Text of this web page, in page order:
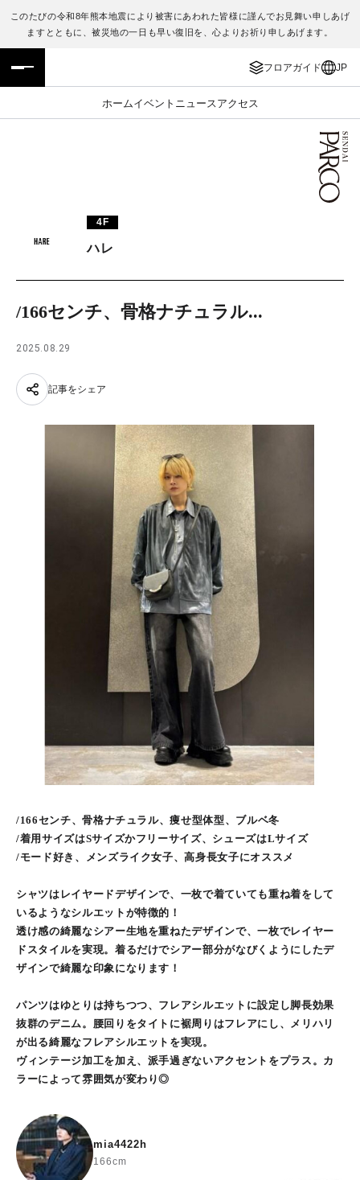
このたびの令和8年熊本地震により被害にあわれた皆様に謹んでお見舞い申しあげ
ますとともに、被災地の一日も早い復旧を、心よりお祈り申しあげます。
フロアガイド JP
ホームイベント ニュース アクセス
フロアガイド
施設案内・アクセス
TAX FREE
ENGLISH
繁体字
日本語
4F
ハレ
/166センチ、骨格ナチュラル...
2025.08.29
記事をシェア
/166センチ、骨格ナチュラル、痩せ型体型、ブルベ冬
/着用サイズはSサイズかフリーサイズ、シューズはLサイズ
/モード好き、メンズライク女子、高身長女子にオススメ
シャツはレイヤードデザインで、一枚で着ていても重ね着をして
いるようなシルエットが特徴的！
透け感の綺麗なシアー生地を重ねたデザインで、一枚でレイヤー
ドスタイルを実現。着るだけでシアー部分がなびくようにしたデ
ザインで綺麗な印象になります！
パンツはゆとりは持ちつつ、フレアシルエットに設定し脚長効果
抜群のデニム。腰回りをタイトに裾周りはフレアにし、メリハリ
が出る綺麗なフレアシルエットを実現。
ヴィンテージ加工を加え、派手過ぎないアクセントをプラス。カ
ラーによって雰囲気が変わり◎
mia4422h
166cm